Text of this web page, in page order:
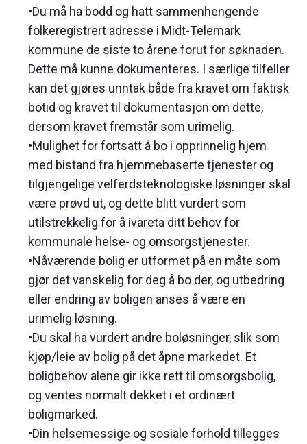
•Du må ha bodd og hatt sammenhengende
folkeregistrert adresse i Midt-Telemark
kommune de siste to årene forut for søknaden.
Dette må kunne dokumenteres. I særlige tilfeller
kan det gjøres unntak både fra kravet om faktisk
botid og kravet til dokumentasjon om dette,
dersom kravet fremstår som urimelig.
•Mulighet for fortsatt å bo i opprinnelig hjem
med bistand fra hjemmebaserte tjenester og
tilgjengelige velferdsteknologiske løsninger skal
være prøvd ut, og dette blitt vurdert som
utilstrekkelig for å ivareta ditt behov for
kommunale helse- og omsorgstjenester.
•Nåværende bolig er utformet på en måte som
gjør det vanskelig for deg å bo der, og utbedring
eller endring av boligen anses å være en
urimelig løsning.
•Du skal ha vurdert andre boløsninger, slik som
kjøp/leie av bolig på det åpne markedet. Et
boligbehov alene gir ikke rett til omsorgsbolig,
og ventes normalt dekket i et ordinært
boligmarked.
•Din helsemessige og sosiale forhold tillegges